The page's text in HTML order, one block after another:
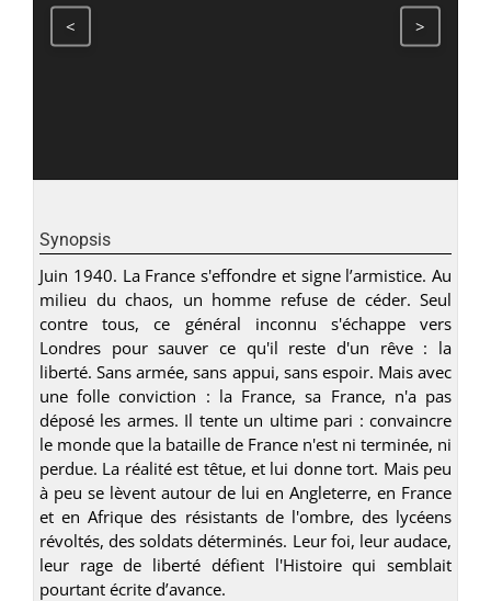
< >
Synopsis
Juin 1940. La France s'effondre et signe l’armistice. Au
milieu du chaos, un homme refuse de céder. Seul
contre tous, ce général inconnu s'échappe vers
Londres pour sauver ce qu'il reste d'un rêve : la
liberté. Sans armée, sans appui, sans espoir. Mais avec
une folle conviction : la France, sa France, n'a pas
déposé les armes. Il tente un ultime pari : convaincre
le monde que la bataille de France n'est ni terminée, ni
perdue. La réalité est têtue, et lui donne tort. Mais peu
à peu se lèvent autour de lui en Angleterre, en France
et en Afrique des résistants de l'ombre, des lycéens
révoltés, des soldats déterminés. Leur foi, leur audace,
leur rage de liberté défient l'Histoire qui semblait
pourtant écrite d’avance.